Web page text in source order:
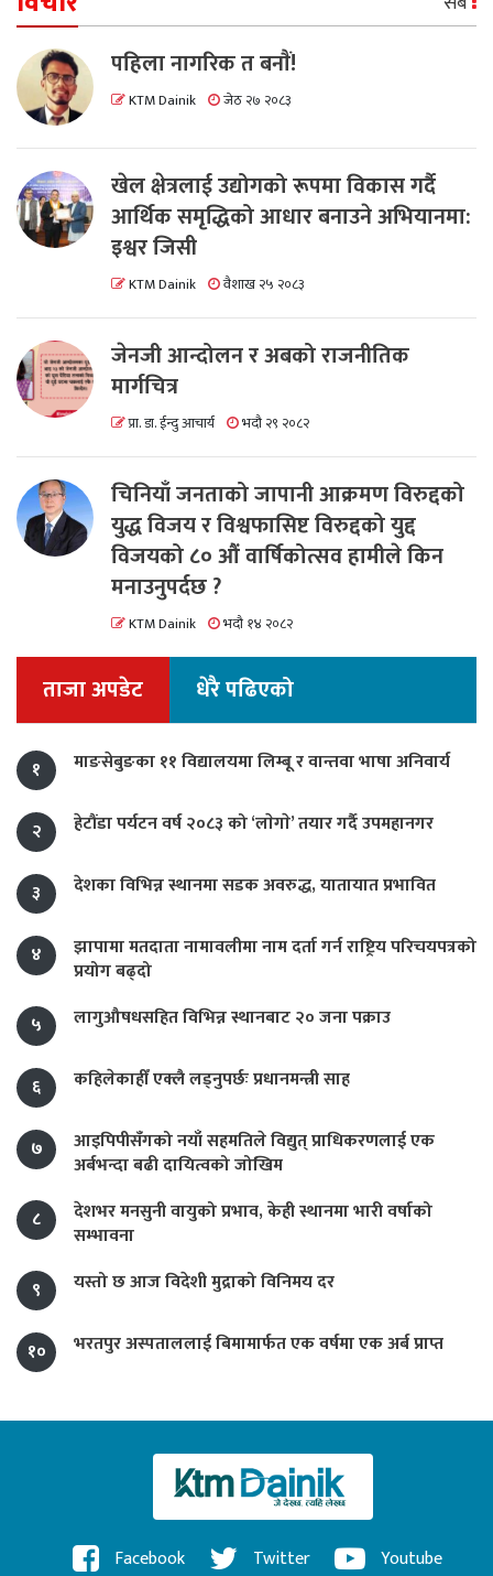
पहिला नागरिक त बनाैं!
KTM Dainik जेठ २७ २०८३
खेल क्षेत्रलाई उद्योगको रूपमा विकास गर्दै
आर्थिक समृद्धिको आधार बनाउने अभियानमा:
इश्वर जिसी
KTM Dainik वैशाख २५ २०८३
जेनजी आन्दोलन र अबको राजनीतिक
मार्गचित्र
प्रा. डा. ईन्दु आचार्य भदौ २९ २०८२
चिनियाँ जनताको जापानी आक्रमण विरुद्दको
युद्ध विजय र विश्वफासिष्ट विरुद्दको युद्द
विजयको ८० औं वार्षिकोत्सव हामीले किन
मनाउनुपर्दछ ?
KTM Dainik भदौ १४ २०८२
ताजा अपडेट धेरै पढिएको
१ माङसेबुङका ११ विद्यालयमा लिम्बू र वान्तवा भाषा अनिवार्य
२ हेटौंडा पर्यटन वर्ष २०८३ को ‘लाेगाे’ तयार गर्दै उपमहानगर
३ देशका विभिन्न स्थानमा सडक अवरुद्ध, यातायात प्रभावित
४
झापामा मतदाता नामावलीमा नाम दर्ता गर्न राष्ट्रिय परिचयपत्रको
प्रयोग बढ्दो
५
लागुऔषधसहित विभिन्न स्थानबाट २० जना पक्राउ
६ कहिलेकाहीँ एक्लै लड्नुपर्छः प्रधानमन्त्री साह
७
आइपिपीसँगको नयाँ सहमतिले विद्युत् प्राधिकरणलाई एक
अर्बभन्दा बढी दायित्वको जोखिम
८
देशभर मनसुनी वायुको प्रभाव, केही स्थानमा भारी वर्षाको
सम्भावना
९
यस्तो छ आज विदेशी मुद्राको विनिमय दर
१० भरतपुर अस्पताललाई बिमामार्फत एक वर्षमा एक अर्ब प्राप्त
Facebook Twitter Youtube